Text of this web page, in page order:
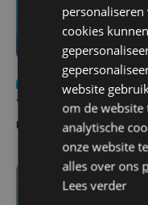
do 6
Yaro (19), slachtoffer
maandenlange coma
cookies
website
om de website
analytische
onze website
alles over ons
Lees verder